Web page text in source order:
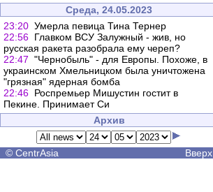
Среда, 24.05.2023
23:20 Умерла певица Тина Тернер
22:56 Главком ВСУ Залужный - жив, но
русская ракета разобрала ему череп?
22:47 "Чернобыль" - для Европы. Похоже, в
украинском Хмельницком была уничтожена
"грязная" ядерная бомба
22:46 Роспремьер Мишустин гостит в
Пекине. Принимает Си
Архив
© CentrAsia Вверх